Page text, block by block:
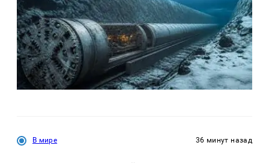
В мире 36 минут назад